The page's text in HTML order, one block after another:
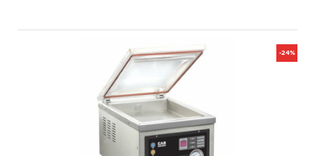
-24%